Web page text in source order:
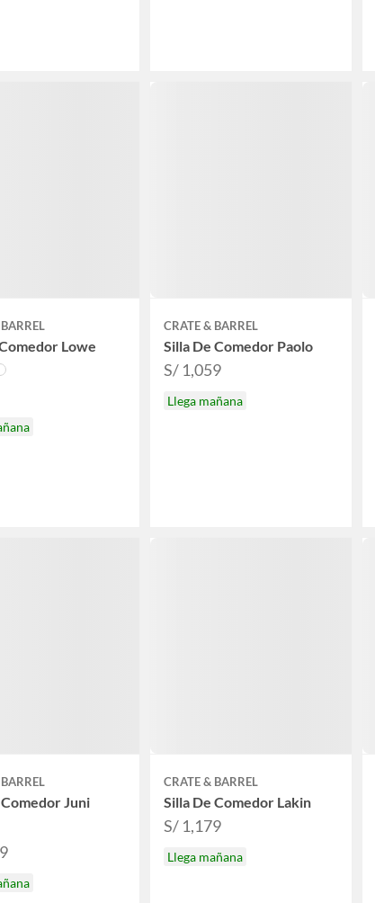
Lowe
CRATE & BARREL
Silla De Comedor Paolo
S/ 1,059
Llega mañana
Juni
CRATE & BARREL
Silla De Comedor Lakin
S/ 1,179
Llega mañana